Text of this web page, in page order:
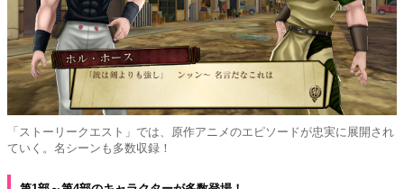
「ストーリークエスト」では、原作アニメのエピソードが忠実に展開され
ていく。名シーンも多数収録！